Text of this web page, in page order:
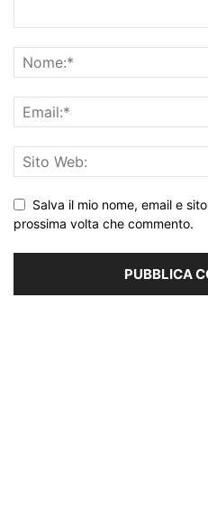
Salva il mio nome, email e
prossima volta che commento.